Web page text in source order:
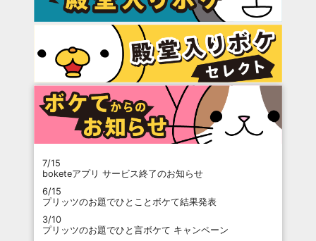
7/15
boketeアプリ サービス終了のお知らせ
6/15
プリッツのお題でひとことボケて結果発表
3/10
プリッツのお題でひと言ボケて キャンペーン